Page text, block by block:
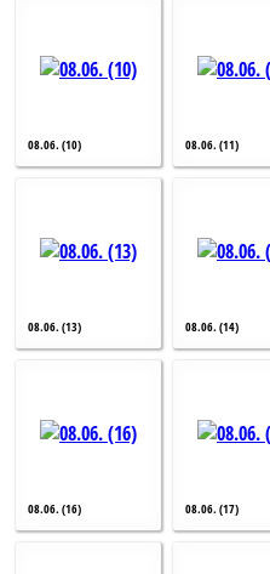
08.06. (10) 08.06. (11)
08.06. (13) 08.06. (14)
08.06. (16) 08.06. (17)